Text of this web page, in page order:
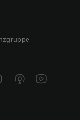
YouTube
Podigee